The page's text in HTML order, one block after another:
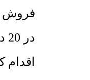
اقدام